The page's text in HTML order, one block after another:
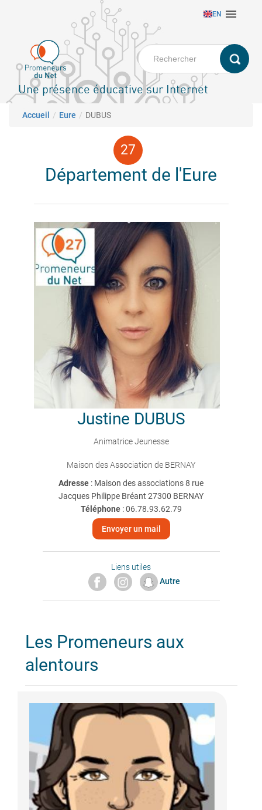
principal
EN 
Une présence éducative sur Internet
Fil d'Ariane
Accueil Eure DUBUS
Département de l'Eure
Justine DUBUS
Animatrice Jeunesse
Maison des Association de BERNAY
Adresse : Maison des associations 8 rue
Jacques Philippe Bréant 27300 BERNAY
Téléphone:06.78.93.62.79
Envoyer un mail
Liens utiles
Autre
Les Promeneurs aux
alentours